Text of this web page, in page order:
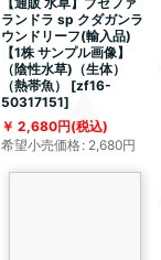
ランドラ sp クダガンラ
ウンドリーフ(輸入品)
【1株 サンプル画像】
（陰性水草)（生体）
（熱帯魚）
[zf16-
50317151]
2,680円(税込)
希望小売価格: 2,680円